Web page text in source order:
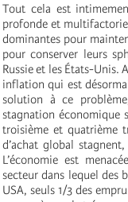
Tout cela est
profonde et
dominantes pour
pour conserver leurs
Russie et les États-Unis.
inflation qui est
solution à ce
stagnation économique
troisième et quatrième
d’achat global
L’économie est
secteur dans lequel des
USA, seuls 1/3 des